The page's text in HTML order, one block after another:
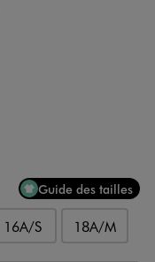
Guide des tailles
16A/S 18A/M